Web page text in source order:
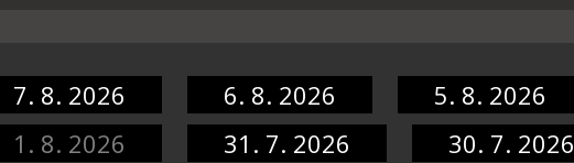
7. 8. 2026 6. 8. 2026 5. 8. 2026
1. 8. 2026 31. 7. 2026 30. 7. 2026